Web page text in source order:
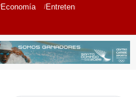
Economía Entretenimiento